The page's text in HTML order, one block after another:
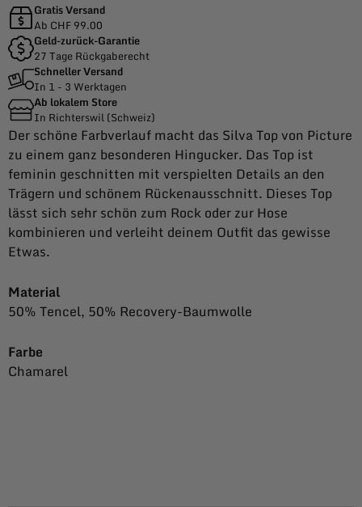
Gratis Versand
Ab CHF 99.00
Geld-zurück-Garantie
27 Tage Rückgaberecht
Schneller Versand
In 1 - 3 Werktagen
Ab lokalem Store
In Richterswil (Schweiz)
Der schöne Farbverlauf macht das Silva Top von Picture
zu einem ganz besonderen Hingucker. Das Top ist
feminin geschnitten mit verspielten Details an den
Trägern und schönem Rückenausschnitt. Dieses Top
lässt sich sehr schön zum Rock oder zur Hose
kombinieren und verleiht deinem Outfit das gewisse
Etwas.
Material
50% Tencel, 50% Recovery-Baumwolle
Farbe
Chamarel